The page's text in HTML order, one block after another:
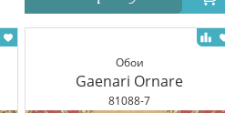
Обои
Gaenari Ornare
81088-7